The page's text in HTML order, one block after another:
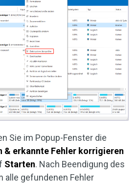
Sie im Popup-Fenster die
& erkannte Fehler korrigieren
Starten. Nach Beendigung des
alle gefundenen Fehler